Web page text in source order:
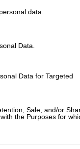
data.
Data.
Data for Targeted
Sale, and/or
the Purposes for
σε
που
χρήματα